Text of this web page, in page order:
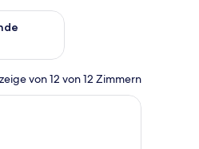
16.
für nächstes Wochenende, Aug.
von 12 von 12 Zimmern